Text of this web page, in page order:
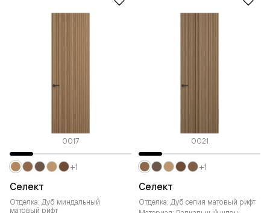
0017
Селект
Отделка: Дуб миндальный
матовый рифт
+1
0021
Селект
Отделка: Дуб сепия матовый рифт
+1